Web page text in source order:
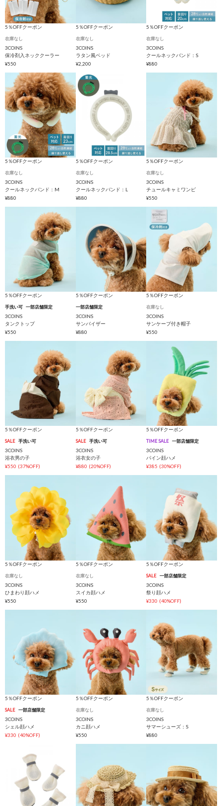
5％OFFクーポン
在庫なし
3COINS
保冷剤入ネッククーラー
¥550
5％OFFクーポン
在庫なし
3COINS
ラタン風ベッド
¥2,200
5％OFFクーポン
在庫なし
3COINS
クールネックバンド：S
¥880
5％OFFクーポン
在庫なし
3COINS
クールネックバンド：M
¥880
5％OFFクーポン
在庫なし
3COINS
クールネックバンド：L
¥880
5％OFFクーポン
在庫なし
3COINS
チュールキャミワンピ
¥550
5％OFFクーポン
手洗い可 一部店舗限定
3COINS
タンクトップ
¥550
5％OFFクーポン
一部店舗限定
3COINS
サンバイザー
¥880
5％OFFクーポン
在庫なし
3COINS
サンケープ付き帽子
¥550
5％OFFクーポン
SALE 手洗い可
3COINS
浴衣男の子
¥550 (37%OFF)
5％OFFクーポン
SALE 手洗い可
3COINS
浴衣女の子
¥880 (20%OFF)
5％OFFクーポン
TIME SALE 一部店舗限定
3COINS
パイン顔ハメ
¥385 (30%OFF)
5％OFFクーポン
在庫なし
3COINS
ひまわり顔ハメ
¥550
5％OFFクーポン
在庫なし
3COINS
スイカ顔ハメ
¥550
5％OFFクーポン
SALE 一部店舗限定
3COINS
祭り顔ハメ
¥330 (40%OFF)
5％OFFクーポン
SALE 一部店舗限定
3COINS
シェル顔ハメ
¥330 (40%OFF)
5％OFFクーポン
在庫なし
3COINS
カニ顔ハメ
¥550
5％OFFクーポン
在庫なし
3COINS
サマーシューズ：S
¥880